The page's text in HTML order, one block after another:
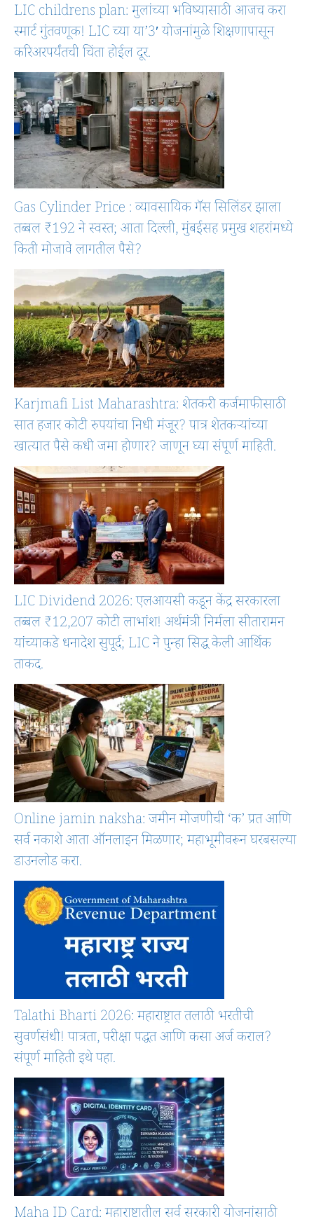
LIC childrens plan: मुलांच्या भविष्यासाठी आजच करा
स्मार्ट गुंतवणूक! LIC च्या या’3′ योजनांमुळे शिक्षणापासून
करिअरपर्यंतची चिंता होईल दूर.
Gas Cylinder Price : व्यावसायिक गॅस सिलिंडर झाला
तब्बल ₹192 ने स्वस्त; आता दिल्ली, मुंबईसह प्रमुख शहरांमध्ये
किती मोजावे लागतील पैसे?
Karjmafi List Maharashtra: शेतकरी कर्जमाफीसाठी
सात हजार कोटी रुपयांचा निधी मंजूर? पात्र शेतकऱ्यांच्या
खात्यात पैसे कधी जमा होणार? जाणून घ्या संपूर्ण माहिती.
LIC Dividend 2026: एलआयसी कडून केंद्र सरकारला
तब्बल ₹12,207 कोटी लाभांश! अर्थमंत्री निर्मला सीतारामन
यांच्याकडे धनादेश सुपूर्द; LIC ने पुन्हा सिद्ध केली आर्थिक
ताकद.
Online jamin naksha: जमीन मोजणीची ‘क’ प्रत आणि
सर्व नकाशे आता ऑनलाइन मिळणार; महाभूमीवरून घरबसल्या
डाउनलोड करा.
Talathi Bharti 2026: महाराष्ट्रात तलाठी भरतीची
सुवर्णसंधी! पात्रता, परीक्षा पद्धत आणि कसा अर्ज कराल?
संपूर्ण माहिती इथे पहा.